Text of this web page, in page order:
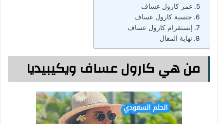
عمر كارول عساف
جنسية كارول عساف
إنستقرام كارول عساف
نهاية المقال
من هي كارول عساف ويكيبيديا